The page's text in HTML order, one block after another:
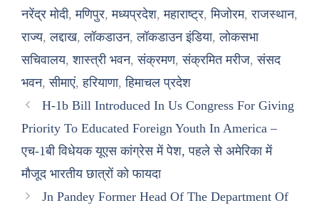
नरेंद्र मोदी,मणिपुर,मध्यप्रदेश,महाराष्ट्र,मिजोरम,राजस्थान,
राज्य,लद्दाख,लॉकडाउन,लॉकडाउन इंडिया,लोकसभा
सचिवालय,शास्त्री भवन,संक्रमण,संक्रमित मरीज,संसद
भवन,सीमाएं,हरियाणा,हिमाचल प्रदेश
H-1b Bill Introduced In Us Congress For Giving
Priority To Educated Foreign Youth In America –
एच-1बी विधेयक यूएस कांग्रेस में पेश, पहले से अमेरिका में
मौजूद भारतीय छात्रों को फायदा
Jn Pandey Former Head Of The Department Of